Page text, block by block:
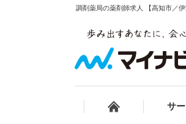
調剤薬局の薬剤師求人 【高知市／
サ